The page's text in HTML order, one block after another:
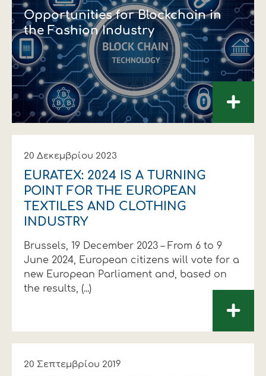
Opportunities for Blockchain in
the Fashion Industry
+
20 Δεκεμβρίου 2023
EURATEX: 2024 IS A TURNING
POINT FOR THE EUROPEAN
TEXTILES AND CLOTHING
INDUSTRY
Brussels, 19 December 2023 – From 6 to 9
June 2024, European citizens will vote for a
new European Parliament and, based on
the results, (...)
+
20 Σεπτεμβρίου 2019